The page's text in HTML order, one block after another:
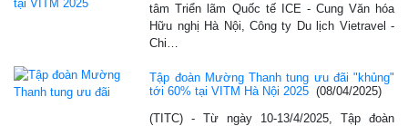
tâm Triển lãm Quốc tế ICE - Cung Văn hóa
Hữu nghị Hà Nội, Công ty Du lịch Vietravel -
Chi…
Tập đoàn Mường Thanh tung ưu đãi "khủng"
tới 60% tại VITM Hà Nội 2025 (08/04/2025)
(TITC) - Từ ngày 10-13/4/2025, Tập đoàn